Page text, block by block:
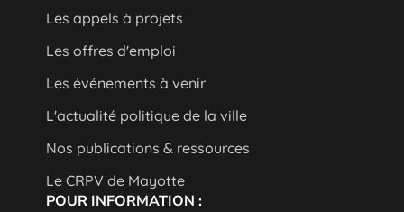
Les appels à projets
Les offres d'emploi
Les événements à venir
L'actualité politique de la ville
Nos publications & ressources
Le CRPV de Mayotte
POUR INFORMATION :